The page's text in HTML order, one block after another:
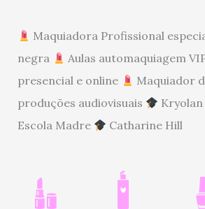
Maquiadora Profissional
negra
Aulas automaquiagem
presencial e online
Maquiador
produções audiovisuais
Escola Madre
Catharine Hill